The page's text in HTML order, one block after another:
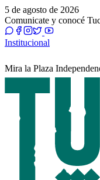
5 de agosto de 2026
Comunicate y conocé
Institucional
Mira la Plaza